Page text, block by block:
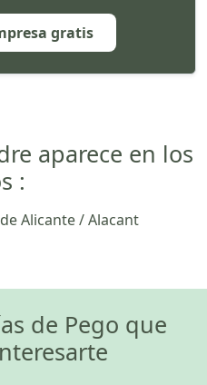
gratis
aparece en los
:
Alicante / Alacant
de Pego que